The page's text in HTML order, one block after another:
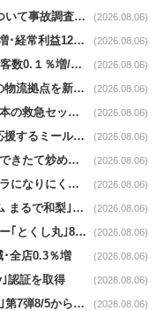
イオンnews｜｢イオンモール熊本｣爆発について事故調査委員会設置 (2026.08.06)
ケーズnews｜第1Q売上高1999億円12.4％増･経常利益125.0%増 (2026.08.06)
ヤオコーnews｜７月既存店売上高2.7%増/客数0.１％増/客単価2.6％増 (2026.08.06)
アマゾンnews｜兵庫県尼崎市に関西最大の物流拠点を新設・市内2拠点目 (2026.08.06)
アスクルnews｜紙製パッケージを採用｢基本の救急セット｣8/5発売 (2026.08.06)
オイシックスnews｜子どもの自由研究を応援するミールキット8/6発売 (2026.08.06)
ローソンnews｜｢鍋さばきロボ｣7/22導入･できたて炒めメニューを提供 (2026.08.06)
カインズnews｜｢解凍も冷食あたためもムラになりにくいフラットレンジ｣発売 (2026.08.06)
セブンｰイレブンnews｜｢セブンプレミアム まるで和梨｣8/11から順次発売 (2026.08.06)
アルビスnews｜名古屋市で初･移動スーパー｢とくし丸｣8/4運行開始 (2026.08.06)
全店0.3％増 (2026.08.06)
認証を取得 (2026.08.06)
島忠news｜家計応援企画｢爆安挑戦セール｣第7弾8/5から開催 (2026.08.06)